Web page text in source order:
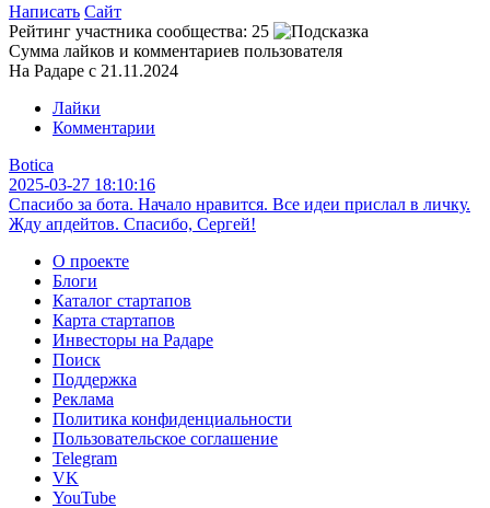
Написать Сайт
Рейтинг участника сообщества: 25
Сумма лайков и комментариев пользователя
На Радаре с 21.11.2024
Лайки
Комментарии
Botica
2025-03-27 18:10:16
Спасибо за бота. Начало нравится. Все идеи прислал в личку.
Жду апдейтов. Спасибо, Сергей!
О проекте
Блоги
Каталог стартапов
Карта стартапов
Инвесторы на Радаре
Поиск
Поддержка
Реклама
Политика конфиденциальности
Пользовательское соглашение
Telegram
VK
YouTube